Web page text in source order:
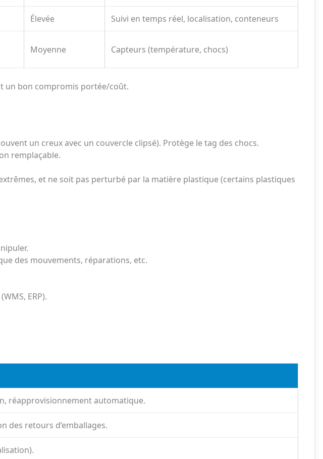
Élevée Suivi en temps réel, localisation, conteneurs
Moyenne Capteurs (température, chocs)
un bon compromis portée/coût.
un creux avec un couvercle clipsé). Protège le tag des chocs.
remplaçable.
et ne soit pas perturbé par la matière plastique (certains plastiques
des mouvements, réparations, etc.
ERP).
réapprovisionnement automatique.
des retours d’emballages.